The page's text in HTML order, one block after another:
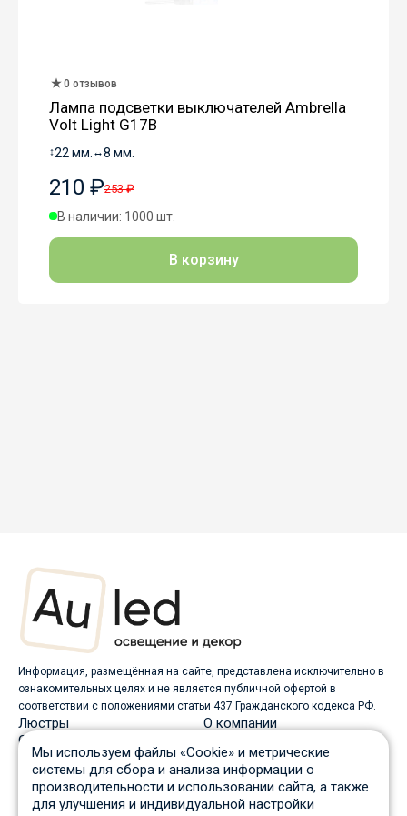
0 отзывов
Лампа подсветки выключателей Ambrella
Volt Light G17B
↕22 мм. ↔8 мм.
210 ₽253 ₽
В наличии: 1000 шт.
В корзину
Информация, размещённая на сайте, представлена исключительно в
ознакомительных целях и не является публичной офертой в
соответствии с положениями статьи 437 Гражданского кодекса РФ.
Люстры
О компании
Светильники
Бра
Оплата
Торшеры
Скидки
Споты
Вопрос-ответ
Настольные лампы
Гарантия и возврат
Мы используем файлы «Cookie» и метрические
системы для сбора и анализа информации о
производительности и использовании сайта, а также
для улучшения и индивидуальной настройки